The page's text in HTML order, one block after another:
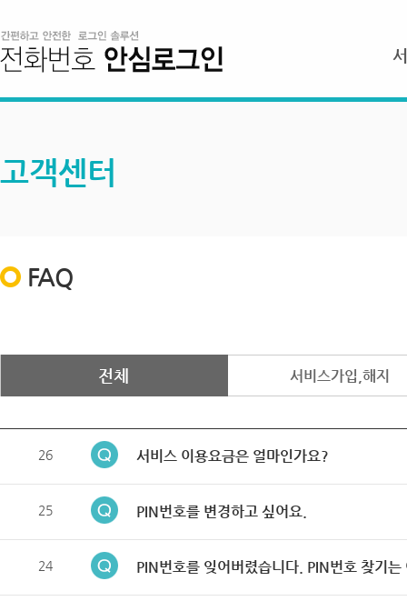
고객센터
FAQ
전체 서비스가입,해지
26 서비스 이용요금은 얼마인가요?
25 PIN번호를 변경하고 싶어요.
24 PIN번호를 잊어버렸습니다. PIN번호 찾기는